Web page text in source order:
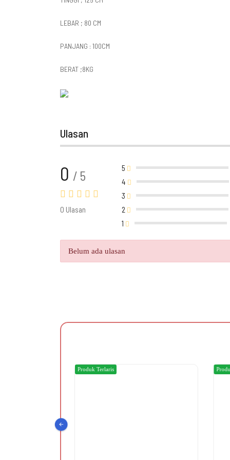
LEBAR ; 80 CM
PANJANG : 100CM
BERAT ;8KG
Ulasan
0 / 5
0 Ulasan
5
4
3
2
1
Belum ada ulasan
Produk Terlaris Produk